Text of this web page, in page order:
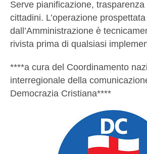
Serve pianificazione,
cittadini. L’operazione prospettata
dall’Amministrazione è
rivista prima di qualsiasi
****a cura del Coordinamento
interregionale della
Democrazia Cristiana****